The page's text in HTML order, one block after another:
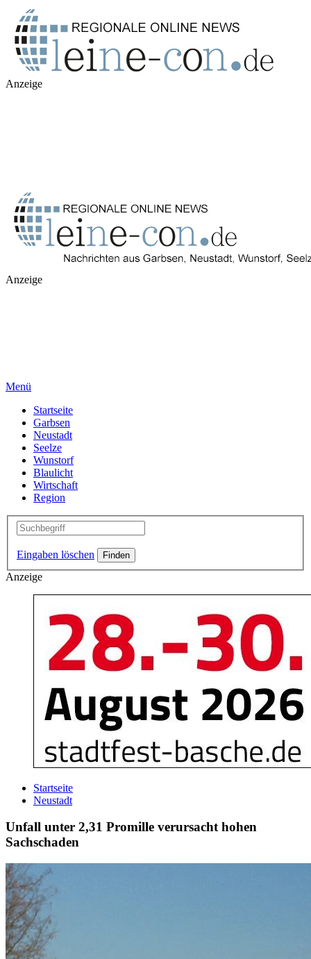
Anzeige
Anzeige
Menü
Startseite
Garbsen
Neustadt
Seelze
Wunstorf
Blaulicht
Wirtschaft
Region
Eingaben löschen
Anzeige
Startseite
Neustadt
Unfall unter 2,31 Promille verursacht hohen
Sachschaden